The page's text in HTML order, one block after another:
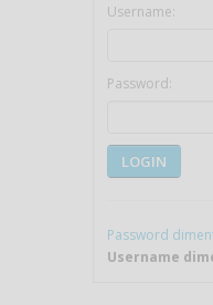
Username:
Password:
LOGIN
Password
Username